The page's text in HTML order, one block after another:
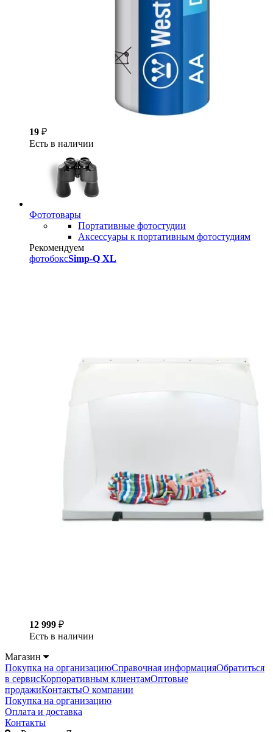
19 ₽
Есть в наличии
Фототовары
Портативные фотостудии
Аксессуары к портативным фотостудиям
Рекомендуем
фотобоксSimp-Q XL
12 999 ₽
Есть в наличии
Магазин
Покупка на организациюСправочная информацияОбратиться
в сервисКорпоративным клиентамОптовые
продажиКонтактыО компании
Покупка на организацию
Оплата и доставка
Контакты